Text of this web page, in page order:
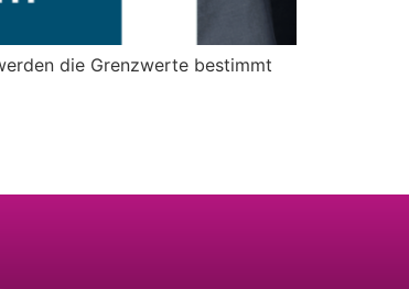
die Grenzwerte bestimmt